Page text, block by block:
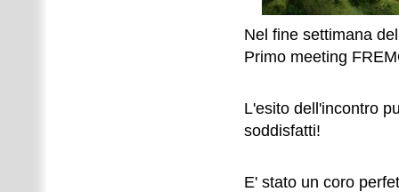
Nel fine settimana
Primo meeting
L'esito dell'incontro
soddisfatti!
E' stato un coro